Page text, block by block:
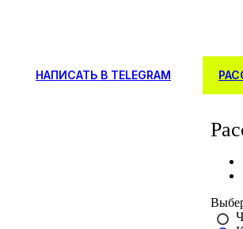
НАПИСАТЬ В TELEGRAM